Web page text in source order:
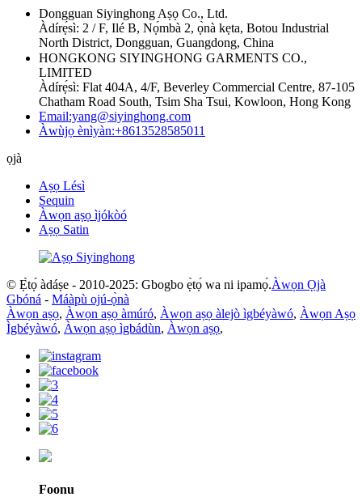
Dongguan Siyinghong Aṣọ Co., Ltd.
Àdírẹ́sì: 2 / F, Ilé B, Nọ́mbà 2, ọ̀nà kẹta, Botou Industrial
North District, Dongguan, Guangdong, China
HONGKONG SIYINGHONG GARMENTS CO.,
LIMITED
Àdírẹ́sì: Flat 404A, 4/F, Beverley Commercial Centre, 87-105
Chatham Road South, Tsim Sha Tsui, Kowloon, Hong Kong
Email:yang@siyinghong.com
Àwùjọ ènìyàn:+8613528585011
ọjà
Aṣọ Lésì
Sequin
Àwọn aṣọ ìjókòó
Aṣọ Satin
© Ẹ̀tọ́ àdáṣe - 2010-2025: Gbogbo ẹ̀tọ́ wa ni ipamọ́.Àwọn Ọjà
Gbóná - Máàpù ojú-ọ̀nà
Àwọn aṣọ, Àwọn aṣọ àmúró, Àwọn aṣọ àlejò ìgbéyàwó, Àwọn Aṣọ
Ìgbéyàwó, Àwọn aṣọ ìgbádùn, Àwọn aṣọ,
Foonu